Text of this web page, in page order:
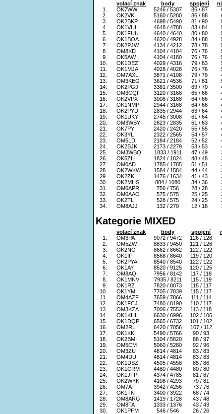
volací znak body spojení
1.
OK7WW 5246 / 5307 86 / 87
2.
OK2VK 5160 / 5280 86 / 88
3.
OK2BKP 4698 / 5490 81 / 90
4.
OK1VHH 4648 / 4788 83 / 84
5.
OK1FUU 4640 / 4640 80 / 80
6.
OK1BOA 4620 / 4928 84 / 88
7.
OK2PJW 4134 / 4212 78 / 78
8.
OM8KD 4104 / 4104 76 / 76
9.
OK5AW 4104 / 4180 76 / 76
10.
OK1DEZ 4029 / 4316 79 / 83
11.
OK1MJA 4028 / 4028 76 / 76
12.
OM7AXL 3871 / 4108 79 / 79
13.
OM3KEG 3621 / 4536 71 / 81
14.
OK2PGJ 3381 / 3500 69 / 70
15.
OM3CQF 3120 / 3168 65 / 66
16.
OK2VPX 3008 / 3168 64 / 66
17.
OK1NMP 2944 / 3168 64 / 66
18.
OK2PYD 2835 / 2944 63 / 64
19.
OK1UKY 2745 / 3008 61 / 64
20.
OM3WBY 2623 / 2835 61 / 63
21.
OK7PY 2420 / 2420 55 / 55
22.
OK3YL 2322 / 2565 54 / 57
23.
OM5LD 2184 / 2184 52 / 52
24.
OK2BJK 2173 / 2279 53 / 53
25.
OM3WBQ 1833 / 1911 47 / 49
26.
OK5ZH 1824 / 1824 48 / 48
27.
OM0AD 1785 / 1785 51 / 51
28.
OK2WKW 1584 / 1584 44 / 44
29.
OK2ZK 1476 / 1634 41 / 43
30.
OK2MHS 884 / 1080 34 / 36
31.
OM6APR 756 / 756 28 / 28
32.
OM0AAO 575 / 575 25 / 25
33.
OK2TL 528 / 575 24 / 25
34.
OM8AJJ 132 / 270 12 / 18
Kategorie MIXED
volací znak body spojení
1.
OM3PA 9072 / 9472
126 / 128
2.
OM5ZW 8833 / 9450
121 / 126
3.
OK2NO 8662 / 8662
122 / 122
4.
OK1IF 8568 / 8640
119 / 120
5.
OK2PYA 8540 / 8540
122 / 122
6.
OK1AY 8520 / 9125
120 / 125
7.
OM8AQ 7956 / 8142
117 / 118
8.
OK1MNV 7935 / 8211
115 / 119
9.
OK1RZ 7820 / 8073
115 / 117
10.
OK1YM 7705 / 7839
115 / 117
11.
OM4AZF 7659 / 7866
111 / 114
12.
OK1FCJ 7480 / 8190
110 / 117
13.
OM3KZA 7006 / 7552
113 / 118
14.
OK1KHL 6630 / 6996
102 / 106
15.
OK1DQP 6565 / 6732
101 / 102
16.
OM2RL 6420 / 7056
107 / 112
17.
OK1KKI 5490 / 5766
90 / 93
18.
OK2BMI 5104 / 5820
88 / 97
19.
OM5CM 5060 / 5280
92 / 96
20.
OM3ZU 4814 / 4814
83 / 83
21.
OM4DU 4814 / 4814
83 / 83
22.
OK1DSZ 4505 / 4558
85 / 86
23.
OK1CRM 4480 / 4480
80 / 80
24.
OK1JFP 4374 / 4785
81 / 87
25.
OK2WYK 4108 / 4293
79 / 81
26.
OM7AT 3942 / 4256
73 / 76
27.
OK1TN 3400 / 3922
68 / 74
28.
OM8ARG 1419 / 1728
43 / 48
29.
OM8TA 1333 / 1376
43 / 43
30.
OK1PFM 546 / 546 26 / 26